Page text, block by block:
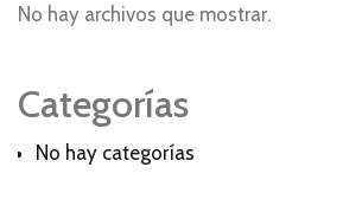
No hay archivos que mostrar.
Categorías
No hay categorías